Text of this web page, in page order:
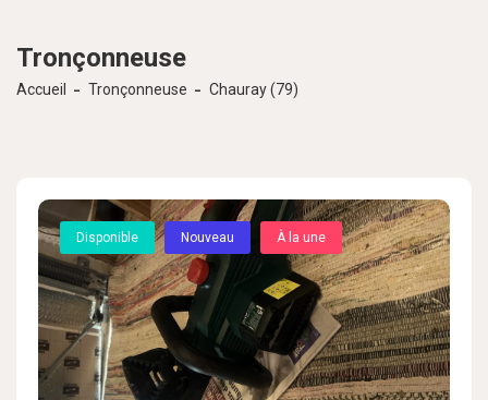
Tronçonneuse
Accueil Tronçonneuse Chauray (79)
Disponible Nouveau À la une